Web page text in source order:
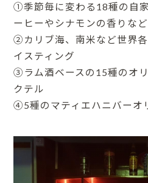
①季節毎に変わる18種の自
ーヒーやシナモンの香りなど
②カリブ海、南米など世界
イスティング
③ラム酒ベースの15種のオ
クテル
④5種のマティエハニバーオ